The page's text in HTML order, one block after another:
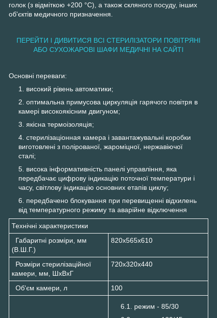
голок (з відміткою +200 °С), а також скляного посуду, інших
об'єктів медичного призначення.
ПЕРЕЙТИ І ДИВИТИСЯ ВСІ СТЕРИЛІЗАТОРИ ПОВІТРЯНІ
АБО СУХОЖАРОВІ ШАФИ МЕДИЧНІ НА САЙТІ
Основні переваги:
високий рівень автоматики;
оптимальна примусова циркуляція гарячого повітря в
камері високоякісним двигуном;
якісна термоізоляція;
стерилізаціонная камера і завантажувальні коробки
виготовлені з полірованої, жароміцної, нержавіючої
сталі;
висока інформативність панелі управління, яка
передбачає цифрову індикацію поточної температури і
часу, світлову індикацію основних етапів циклу;
передбачено блокування при перевищенні відхилень
від температурного режиму та аварійне відключення
Технічні характеристики
Габаритні розміри, мм
(В.Ш.Г.)
820х565х610
Розміри стерилізаційної
камери, мм, ШхВхГ
720х320х440
Об'єм камери, л 100
режим - 85/30